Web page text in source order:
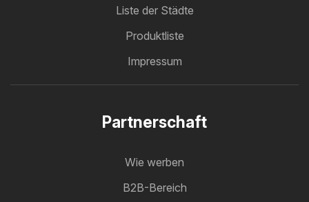
Liste der Städte
Produktliste
Impressum
Partnerschaft
Wie werben
B2B-Bereich